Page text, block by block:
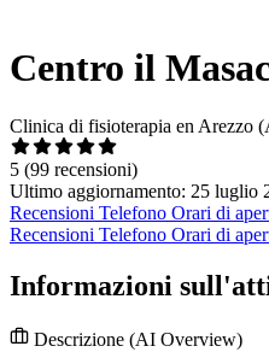
Centro il
Clinica di fisioterapia en Arezzo
5 (99 recensioni)
Ultimo aggiornamento: 25 luglio
Recensioni Telefono Orari di
Recensioni Telefono Orari di
Informazioni
Descrizione (AI Overview)